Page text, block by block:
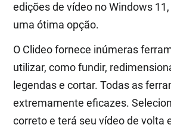
edições de vídeo no Windows
uma ótima opção.
O Clideo fornece inúmeras
utilizar, como fundir,
legendas e cortar. Todas as
extremamente eficazes.
correto e terá seu vídeo de volta